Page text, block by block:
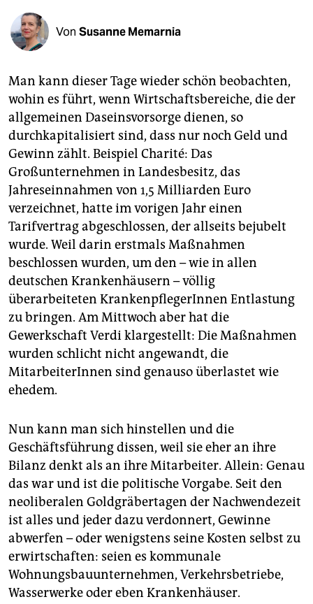
unterstützen
abo
epaper login
Von Susanne Memarnia
Man kann dieser Tage wieder schön beobachten,
wohin es führt, wenn Wirtschaftsbereiche, die der
allgemeinen Daseinsvorsorge dienen, so
durchkapitalisiert sind, dass nur noch Geld und
Gewinn zählt. Beispiel Charité: Das
Großunternehmen in Landesbesitz, das
Jahreseinnahmen von 1,5 Milliarden Euro
verzeichnet, hatte im vorigen Jahr einen
Tarifvertrag abgeschlossen, der allseits bejubelt
wurde. Weil darin erstmals Maßnahmen
beschlossen wurden, um den – wie in allen
deutschen Krankenhäusern – völlig
überarbeiteten KrankenpflegerInnen Entlastung
zu bringen. Am Mittwoch aber hat die
Gewerkschaft Verdi klargestellt: Die Maßnahmen
wurden schlicht nicht angewandt, die
MitarbeiterInnen sind genauso überlastet wie
ehedem.
Nun kann man sich hinstellen und die
Geschäftsführung dissen, weil sie eher an ihre
Bilanz denkt als an ihre Mitarbeiter. Allein: Genau
das war und ist die politische Vorgabe. Seit den
neoliberalen Goldgräbertagen der Nachwendezeit
ist alles und jeder dazu verdonnert, Gewinne
abwerfen – oder wenigstens seine Kosten selbst zu
erwirtschaften: seien es kommunale
Wohnungsbauunternehmen, Verkehrsbetriebe,
Wasserwerke oder eben Krankenhäuser.